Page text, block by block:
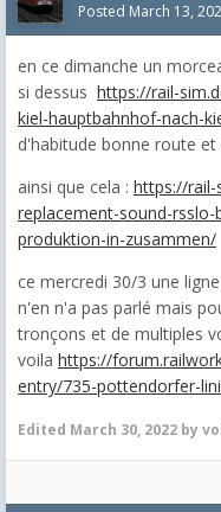
Posted March 13,
en ce dimanche un
si dessus https://rail-
kiel-hauptbahnhof-nach-
d'habitude bonne route
ainsi que cela : https://
replacement-sound-
produktion-in-zusammen/
ce mercredi 30/3 une
n'en n'a pas parlé mais
tronçons et de multiples
voila https://
entry/735-pottendorfer-
Edited March 30, 2022 by